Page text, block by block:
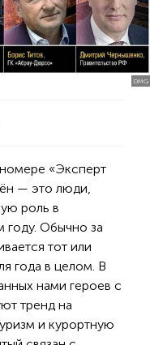
DMG
«Эксперт
— это люди,
роль в
Обычно за
тот или
года в целом. В
нами героев с
тренд на
и курортную